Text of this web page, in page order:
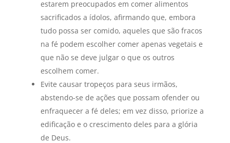
estarem preocupados em comer alimentos
sacrificados a ídolos, afirmando que, embora
tudo possa ser comido, aqueles que são fracos
na fé podem escolher comer apenas vegetais e
que não se deve julgar o que os outros
escolhem comer.
Evite causar tropeços para seus irmãos,
abstendo-se de ações que possam ofender ou
enfraquecer a fé deles; em vez disso, priorize a
edificação e o crescimento deles para a glória
de Deus.